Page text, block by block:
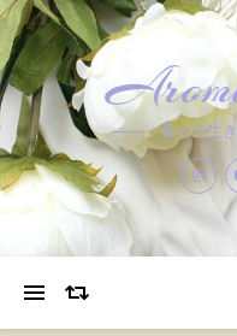
香りで生